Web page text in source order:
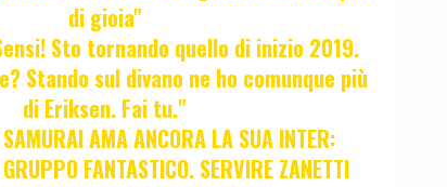
di gioia"
Sto tornando quello di inizio 2019.
Stando sul divano ne ho comunque più
di Eriksen. Fai tu."
AMA ANCORA LA SUA INTER:
FANTASTICO. SERVIRE ZANETTI